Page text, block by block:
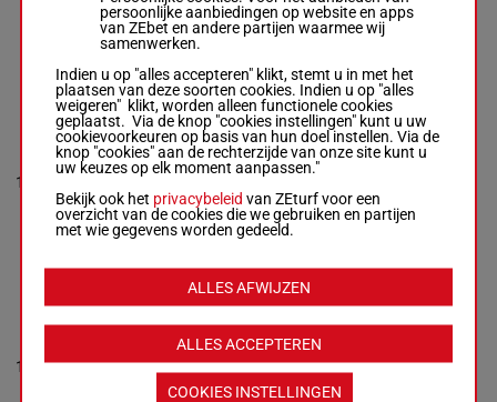
9p (24) 6p 2p
2p 1p 2p 1p
10p 8p (23)
(23) 14p
12p 6p
10
EMIYN
Wheatley Z.-D
Carroll
Box: 2 -R/8 -
(24) 3h 2h 10p
6p 3p 2p 11p
(23) 18p 2p 7p
53.5
(24) 3h
2h 10p
6p 3p 2p
11p (23)
18p 2p
7p 1p 7p
11
LOUGHVILLE
55 kg
M/5 55 kg
(24) 7p
5p 1p 3p
3p 3p 1p
3p 1p 5p
(23) 5p
8
persoonlijke aanbiedingen op website en apps
van ZEbet en andere partijen waarmee wij
samenwerken.
Indien u op "alles accepteren" klikt, stemt u in met het
plaatsen van deze soorten cookies. Indien u op "alles
weigeren" klikt, worden alleen functionele cookies
geplaatst. Via de knop "cookies instellingen" kunt u uw
cookievoorkeuren op basis van hun doel instellen. Via de
knop "cookies" aan de rechterzijde van onze site kunt u
uw keuzes op elk moment aanpassen."
Bekijk ook het privacybeleid van ZEturf voor een
overzicht van de cookies die we gebruiken en partijen
met wie gegevens worden gedeeld.
ALLES ACCEPTEREN
ALLES AFWIJZEN
COOKIES INSTELLINGEN